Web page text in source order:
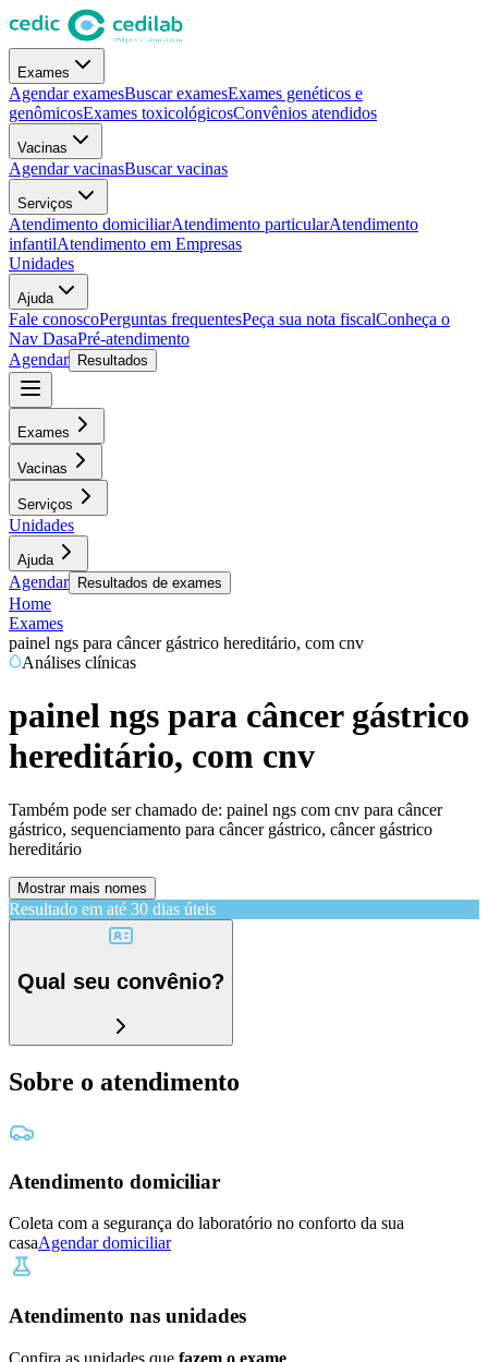
Exames
Agendar examesBuscar examesExames genéticos e
genômicosExames toxicológicosConvênios atendidos
Vacinas
Agendar vacinasBuscar vacinas
Serviços
Atendimento domiciliarAtendimento particularAtendimento
infantilAtendimento em Empresas
Unidades
Ajuda
Fale conoscoPerguntas frequentesPeça sua nota fiscalConheça o
Nav DasaPré-atendimento
Agendar
Resultados
Exames
Vacinas
Serviços
Unidades
Ajuda
Agendar Resultados de exames
Home
Exames
painel ngs para câncer gástrico hereditário, com cnv
Análises clínicas
painel ngs para câncer gástrico
hereditário, com cnv
Também pode ser chamado de: painel ngs com cnv para câncer
gástrico, sequenciamento para câncer gástrico, câncer gástrico
hereditário
Mostrar mais nomes
Resultado em até 30 dias úteis
Qual seu convênio?
Sobre o atendimento
Atendimento domiciliar
Coleta com a segurança do laboratório no conforto da sua
casaAgendar domiciliar
Atendimento nas unidades
Confira as unidades que fazem o exame